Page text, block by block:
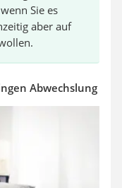
Sie es
aber auf
Abwechslung